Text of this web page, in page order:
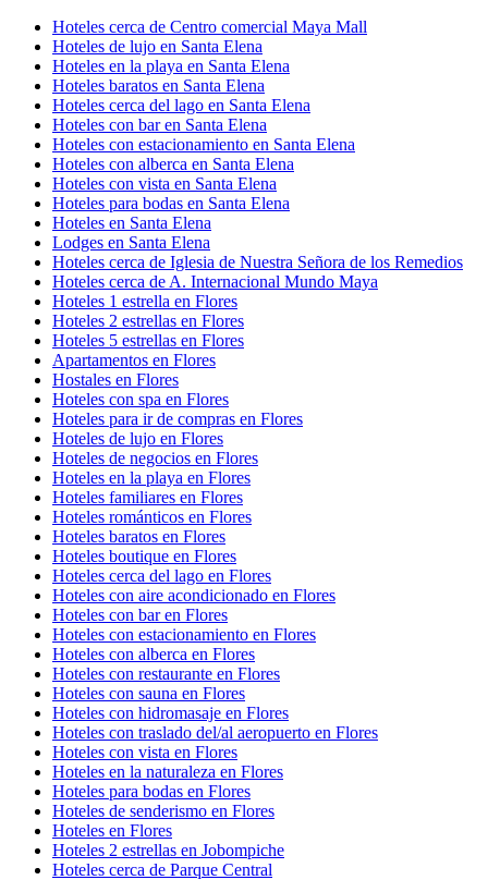
Hoteles cerca de Centro comercial Maya Mall
Hoteles de lujo en Santa Elena
Hoteles en la playa en Santa Elena
Hoteles baratos en Santa Elena
Hoteles cerca del lago en Santa Elena
Hoteles con bar en Santa Elena
Hoteles con estacionamiento en Santa Elena
Hoteles con alberca en Santa Elena
Hoteles con vista en Santa Elena
Hoteles para bodas en Santa Elena
Hoteles en Santa Elena
Lodges en Santa Elena
Hoteles cerca de Iglesia de Nuestra Señora de los Remedios
Hoteles cerca de A. Internacional Mundo Maya
Hoteles 1 estrella en Flores
Hoteles 2 estrellas en Flores
Hoteles 5 estrellas en Flores
Apartamentos en Flores
Hostales en Flores
Hoteles con spa en Flores
Hoteles para ir de compras en Flores
Hoteles de lujo en Flores
Hoteles de negocios en Flores
Hoteles en la playa en Flores
Hoteles familiares en Flores
Hoteles románticos en Flores
Hoteles baratos en Flores
Hoteles boutique en Flores
Hoteles cerca del lago en Flores
Hoteles con aire acondicionado en Flores
Hoteles con bar en Flores
Hoteles con estacionamiento en Flores
Hoteles con alberca en Flores
Hoteles con restaurante en Flores
Hoteles con sauna en Flores
Hoteles con hidromasaje en Flores
Hoteles con traslado del/al aeropuerto en Flores
Hoteles con vista en Flores
Hoteles en la naturaleza en Flores
Hoteles para bodas en Flores
Hoteles de senderismo en Flores
Hoteles en Flores
Hoteles 2 estrellas en Jobompiche
Hoteles cerca de Parque Central